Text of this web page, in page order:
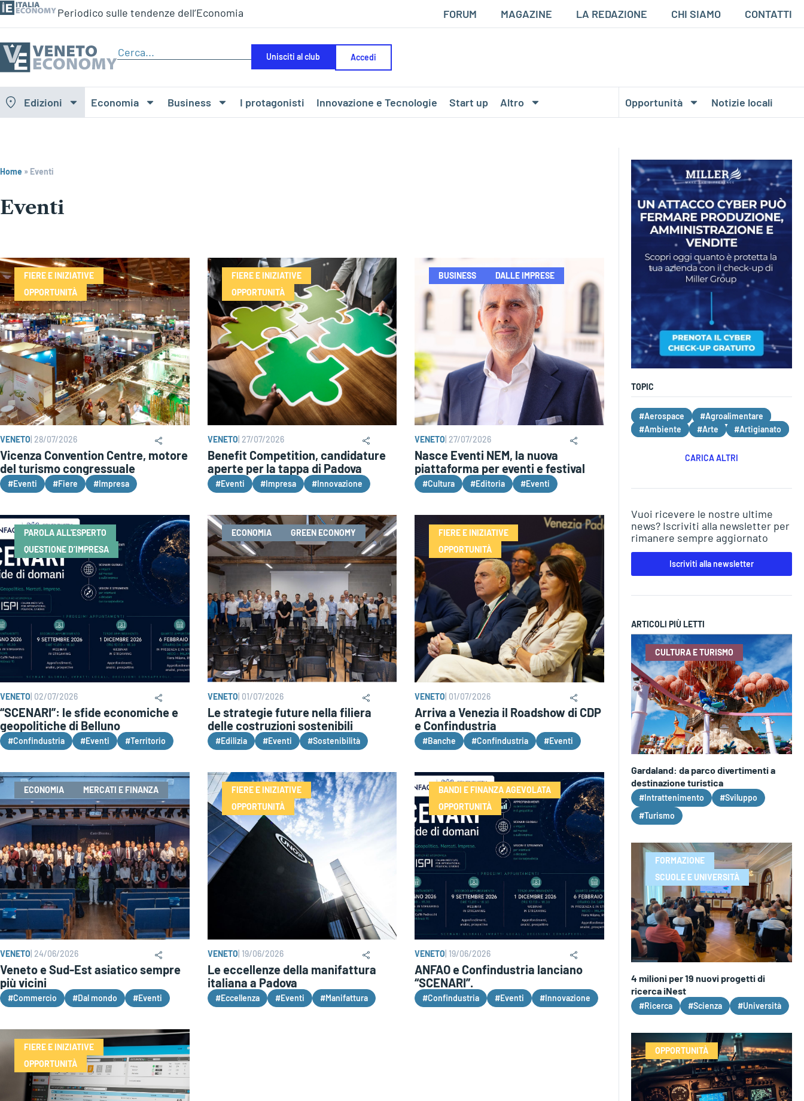
Periodico sulle tendenze dell’Economia FORUM MAGAZINE LA REDAZIONE CHI SIAMO CONTATTI
Unisciti al club Accedi
Edizioni Economia Business I protagonisti Innovazione e Tecnologie Start up Altro Opportunità Notizie locali
Home » Eventi
Eventi
FIERE E INIZIATIVE
OPPORTUNITÀ
VENETO 28/07/2026
Vicenza Convention Centre, motore
del turismo congressuale
#Eventi #Fiere #Impresa
FIERE E INIZIATIVE
OPPORTUNITÀ
VENETO 27/07/2026
Benefit Competition, candidature
aperte per la tappa di Padova
#Eventi #Impresa #Innovazione
BUSINESS DALLE IMPRESE
VENETO 27/07/2026
Nasce Eventi NEM, la nuova
piattaforma per eventi e festival
#Cultura #Editoria #Eventi
PAROLA ALL'ESPERTO
QUESTIONE D’IMPRESA
VENETO 02/07/2026
“SCENARI”: le sfide economiche e
geopolitiche di Belluno
#Confindustria #Eventi #Territorio
ECONOMIA GREEN ECONOMY
VENETO 01/07/2026
Le strategie future nella filiera
delle costruzioni sostenibili
#Edilizia #Eventi #Sostenibilità
FIERE E INIZIATIVE
OPPORTUNITÀ
VENETO 01/07/2026
Arriva a Venezia il Roadshow di CDP
e Confindustria
#Banche #Confindustria #Eventi
ECONOMIA MERCATI E FINANZA
VENETO 24/06/2026
Veneto e Sud-Est asiatico sempre
più vicini
#Commercio #Dal mondo #Eventi
FIERE E INIZIATIVE
OPPORTUNITÀ
VENETO 19/06/2026
Le eccellenze della manifattura
italiana a Padova
#Eccellenza #Eventi #Manifattura
BANDI E FINANZA AGEVOLATA
OPPORTUNITÀ
VENETO 19/06/2026
ANFAO e Confindustria lanciano
“SCENARI”.
#Confindustria #Eventi #Innovazione
FIERE E INIZIATIVE
OPPORTUNITÀ
TOPIC
#Aerospace
#Agroalimentare
#Ambiente
#Arte #Artigianato
CARICA ALTRI
Vuoi ricevere le nostre ultime
news? Iscriviti alla newsletter per
rimanere sempre aggiornato
Iscriviti alla newsletter
ARTICOLI PIÙ LETTI
CULTURA E TURISMO
Gardaland: da parco divertimenti a
destinazione turistica
#Intrattenimento
#Sviluppo
#Turismo
FORMAZIONE
SCUOLE E UNIVERSITÀ
4 milioni per 19 nuovi progetti di
ricerca iNest
#Ricerca #Scienza #Università
OPPORTUNITÀ